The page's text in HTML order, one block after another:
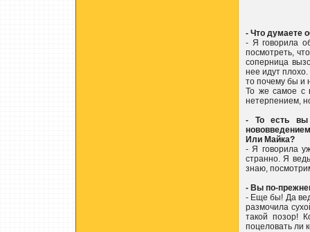
- Что думаете
- Я говорила
посмотреть,
соперница
нее идут
то почему бы и
То же самое с
нетерпением,
- То есть вы
Или Майка?
- Я говорила
странно. Я
знаю,
- Вы по-
- Еще бы! Да
размочила
такой позор!
поцеловать ли